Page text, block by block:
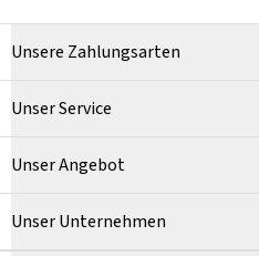
Unsere Zahlungsarten
Unser Service
Unser Angebot
Unser Unternehmen